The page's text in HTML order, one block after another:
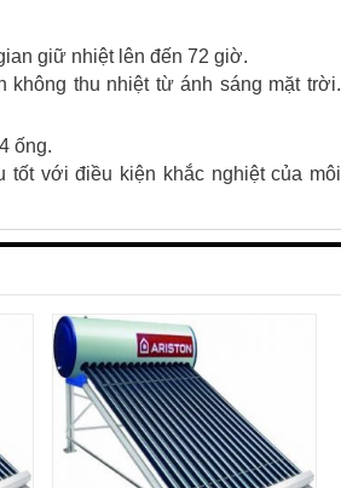
giữ nhiệt lên đến 72 giờ.
không thu nhiệt từ ánh sáng mặt trời.
ống.
với điều kiện khắc nghiệt của môi